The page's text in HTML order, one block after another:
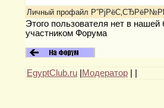
Личный профайл
Этого пользователя нет в
участником Форума
EgyptClub.ru Модератор